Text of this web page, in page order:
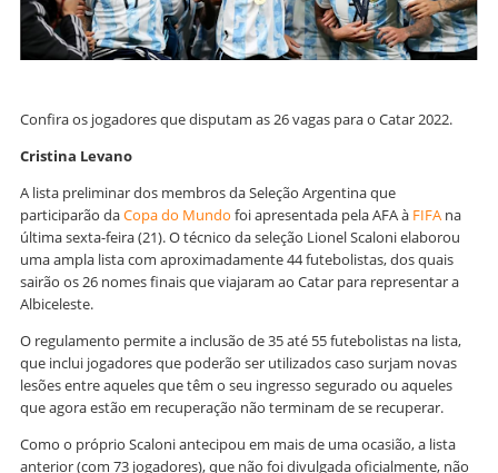
Confira os jogadores que disputam as 26 vagas para o Catar 2022.
Cristina Levano
A lista preliminar dos membros da Seleção Argentina que
participarão daCopa do Mundo foi apresentada pela AFA à FIFA na
última sexta-feira (21). O técnico da seleção Lionel Scaloni elaborou
uma ampla lista com aproximadamente 44 futebolistas, dos quais
sairão os 26 nomes finais que viajaram ao Catar para representar a
Albiceleste.
O regulamento permite a inclusão de 35 até 55 futebolistas na lista,
que inclui jogadores que poderão ser utilizados caso surjam novas
lesões entre aqueles que têm o seu ingresso segurado ou aqueles
que agora estão em recuperação não terminam de se recuperar.
Como o próprio Scaloni antecipou em mais de uma ocasião, a lista
anterior (com 73 jogadores), que não foi divulgada oficialmente, não